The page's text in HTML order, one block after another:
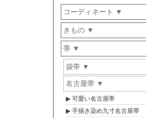
コーディネート
きもの
帯
袋帯
名古屋帯
可愛い名古屋帯
手描き染め九寸名古屋帯